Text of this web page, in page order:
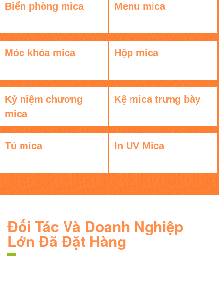
Biển phòng mica Menu mica
Móc khóa mica Hộp mica
Kỷ niệm chương
mica
Kệ mica trưng bày
Tủ mica In UV Mica
Đối Tác Và Doanh Nghiệp
Lớn Đã Đặt Hàng